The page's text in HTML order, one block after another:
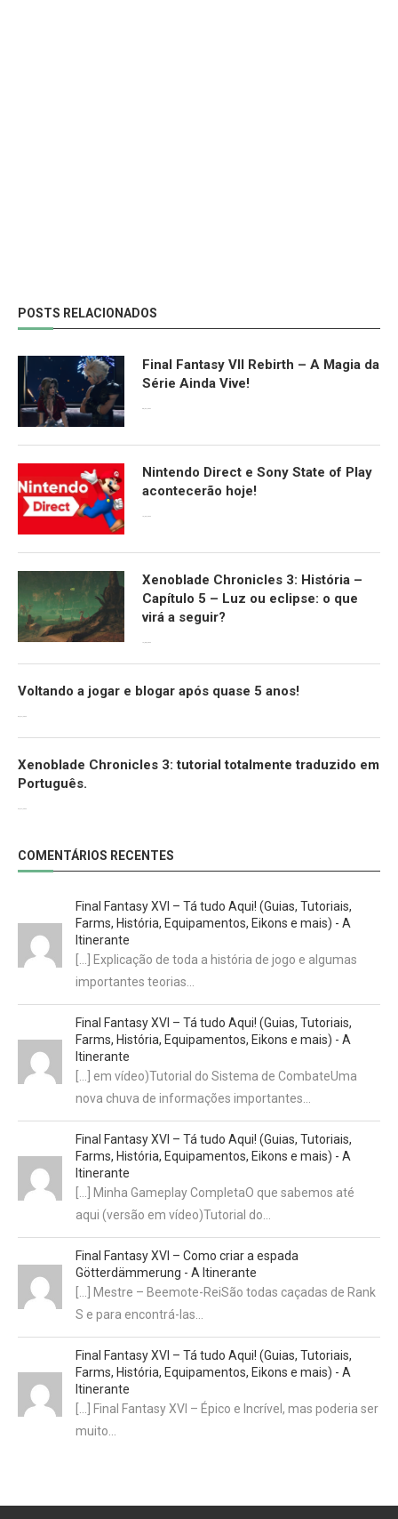
POSTS RELACIONADOS
Final Fantasy VII Rebirth – A Magia da
Série Ainda Vive!
Nintendo Direct e Sony State of Play
acontecerão hoje!
Xenoblade Chronicles 3: História –
Capítulo 5 – Luz ou eclipse: o que
virá a seguir?
Voltando a jogar e blogar após quase 5 anos!
Xenoblade Chronicles 3: tutorial totalmente traduzido em
Português.
COMENTÁRIOS RECENTES
Final Fantasy XVI – Tá tudo Aqui! (Guias, Tutoriais,
Farms, História, Equipamentos, Eikons e mais) - A
Itinerante
[…] Explicação de toda a história de jogo e algumas
importantes teorias…
Final Fantasy XVI – Tá tudo Aqui! (Guias, Tutoriais,
Farms, História, Equipamentos, Eikons e mais) - A
Itinerante
[…] em vídeo)Tutorial do Sistema de CombateUma
nova chuva de informações importantes…
Final Fantasy XVI – Tá tudo Aqui! (Guias, Tutoriais,
Farms, História, Equipamentos, Eikons e mais) - A
Itinerante
[…] Minha Gameplay CompletaO que sabemos até
aqui (versão em vídeo)Tutorial do…
Final Fantasy XVI – Como criar a espada
Götterdämmerung - A Itinerante
[…] Mestre – Beemote-ReiSão todas caçadas de Rank
S e para encontrá-las…
Final Fantasy XVI – Tá tudo Aqui! (Guias, Tutoriais,
Farms, História, Equipamentos, Eikons e mais) - A
Itinerante
[…] Final Fantasy XVI – Épico e Incrível, mas poderia ser
muito…